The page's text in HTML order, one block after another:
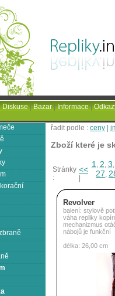
řadit podle : ceny
Zboží které je
Stránky
:
<<
1, 2, 3,
27,
Revolver
balení: stylově
váha repliky
mechanizmus
nábojů je funkční
délka: 26,00 cm
Diskuse|Bazar|Informace|